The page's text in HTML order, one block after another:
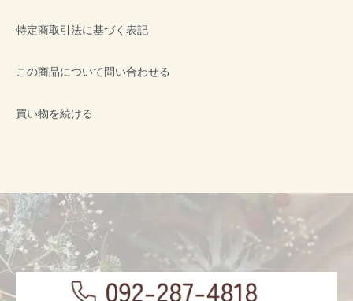
特定商取引法に基づく表記
この商品について問い合わせる
買い物を続ける